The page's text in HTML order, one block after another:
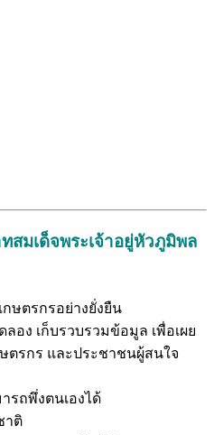
สมเด็จพระเจ้าอยู่หัวภูมิพล
ษตรกรอย่างยั่งยืน
อง เก็บรวบรวมข้อมูล เพื่อเผย
ตรกร และประชาชนผู้สนใจ
รถพึ่งตนเองได้
าติ